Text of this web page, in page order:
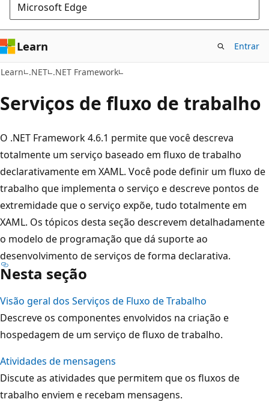
Microsoft Edge
Learn Entrar
Learn .NET .NET Framework
Serviços de fluxo de trabalho
O .NET Framework 4.6.1 permite que você descreva
totalmente um serviço baseado em fluxo de trabalho
declarativamente em XAML. Você pode definir um fluxo de
trabalho que implementa o serviço e descreve pontos de
extremidade que o serviço expõe, tudo totalmente em
XAML. Os tópicos desta seção descrevem detalhadamente
o modelo de programação que dá suporte ao
desenvolvimento de serviços de forma declarativa.
Nesta seção
Visão geral dos Serviços de Fluxo de Trabalho
Descreve os componentes envolvidos na criação e
hospedagem de um serviço de fluxo de trabalho.
Atividades de mensagens
Discute as atividades que permitem que os fluxos de
trabalho enviem e recebam mensagens.